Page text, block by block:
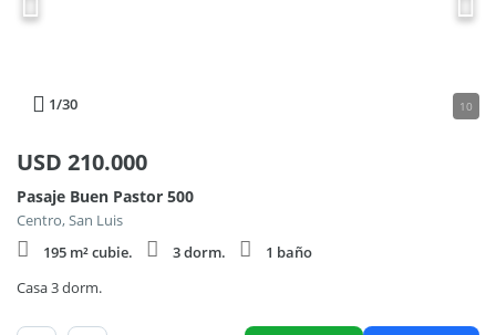
1/30 10
USD 210.000
Pasaje Buen Pastor 500
Centro, San Luis
195 m² cubie.
3 dorm.
1 baño
Casa 3 dorm.